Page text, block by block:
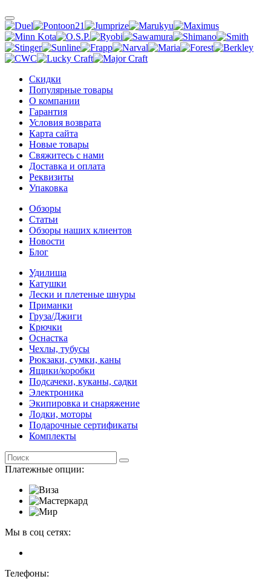
Скидки
Популярные товары
О компании
Гарантия
Условия возврата
Карта сайта
Новые товары
Свяжитесь с нами
Доставка и оплата
Реквизиты
Упаковка
Обзоры
Статьи
Обзоры наших клиентов
Новости
Блог
Удилища
Катушки
Лески и плетеные шнуры
Приманки
Груза/Джиги
Крючки
Оснастка
Чехлы, тубусы
Рюкзаки, сумки, каны
Ящики/коробки
Подсачеки, куканы, садки
Электроника
Экипировка и снаряжение
Лодки, моторы
Подарочные сертификаты
Комплекты
Платежные опции:
Мы в соц сетях:
Телефоны: